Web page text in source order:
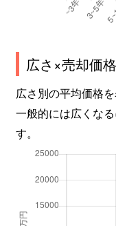
広さ×売却価格
広さ別の平均価格
一般的には広くな
す。